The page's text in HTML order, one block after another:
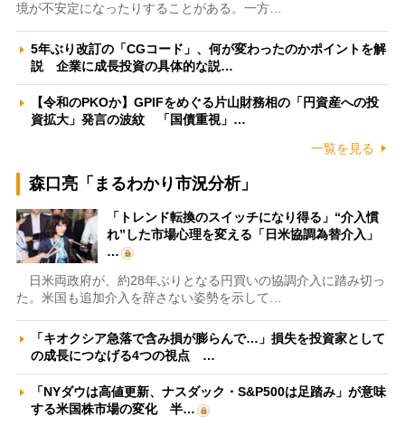
境が不安定になったりすることがある。一方…
5年ぶり改訂の「CGコード」、何が変わったのかポイントを解
説 企業に成長投資の具体的な説…
【令和のPKOか】GPIFをめぐる片山財務相の「円資産への投
資拡大」発言の波紋 「国債重視」…
一覧を見る
森口亮「まるわかり市況分析」
「トレンド転換のスイッチになり得る」“介入慣
れ”した市場心理を変える「日米協調為替介入」
…
日米両政府が、約28年ぶりとなる円買いの協調介入に踏み切っ
た。米国も追加介入を辞さない姿勢を示して…
「キオクシア急落で含み損が膨らんで…」損失を投資家として
の成長につなげる4つの視点 …
「NYダウは高値更新、ナスダック・S&P500は足踏み」が意味
する米国株市場の変化 半…